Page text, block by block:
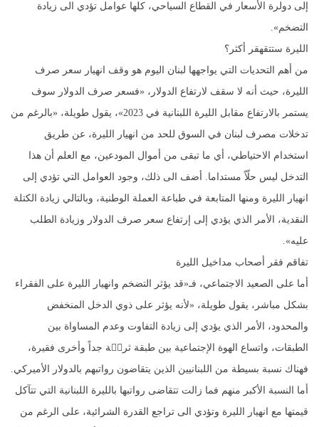
إلى دولرة الأسعار في القطاع السياحي، كلها عوامل تؤدي الى زيادة
التضخم».
الليرة ستتقهقر أكثر؟
من أهم التحديات التي يواجهها لبنان اليوم هو وقف انهيار سعر صرف
الليرة، حيث أنه لا سقف لارتفاع الدولار، «فسعر صرف الدولار سوف
يستمر بالارتفاع مقابل الليرة اللبنانية في 2023»، يقول طويلة، «بالرغم من
تدخلات مصرف لبنان في السوق للحد من انهيار الليرة، عن طريق
استخدام الاحتياطي، أي ما تبقى من أموال المودعين، مع العلم أن هذا
التدخل ليس حلّاً مستداما. أضف الى ذلك، وجود العوامل التي تؤدي إلى
انهيار الليرة ومنها المتابعة في طباعة العملة الوطنية، وبالتالي زيادة الكتلة
النقدية، الأمر الذي يؤدي إلى إرتفاع سعر صرف الدولار وزيادة الطلب
عليه».
تفاقم فقر أصحاب مداخيل الليرة
أما على الصعيد الاجتماعي، فـ«قد يؤثر التضخم وانهيار الليرة على الفقراء
بشكل مباشر، يقول طويلة، «لأنه يؤثر على ذوي الدخل المنخفض
والمحدود، الأمر الذي يؤدي إلى زيادة التفاوت وعدم المساواة بين
الطبقات، واتساع الهوة الإجتماعية بين طبقة ثري٘ة جداً وأخرى فقيرة،
فهناك نسبة بسيطة من اللبنانيين الذين يتقاضون رواتبهم بالدولار الأميركي.
أما النسبة الأكبر منهم فما زالت تتقاضى رواتبها بالليرة اللبنانية التي تتآكل
قيمتها مع انهيار الليرة وتؤدي الى تراجع القدرة الشرائية، على الرغم من